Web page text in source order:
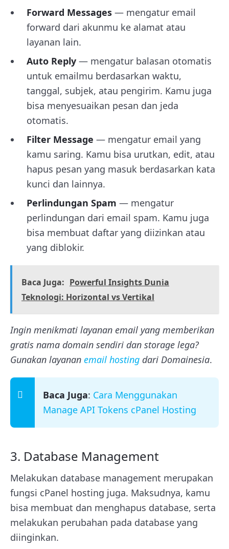
Forward Messages — mengatur email
forward dari akunmu ke alamat atau
layanan lain.
Auto Reply — mengatur balasan otomatis
untuk emailmu berdasarkan waktu,
tanggal, subjek, atau pengirim. Kamu juga
bisa menyesuaikan pesan dan jeda
otomatis.
Filter Message — mengatur email yang
kamu saring. Kamu bisa urutkan, edit, atau
hapus pesan yang masuk berdasarkan kata
kunci dan lainnya.
Perlindungan Spam — mengatur
perlindungan dari email spam. Kamu juga
bisa membuat daftar yang diizinkan atau
yang diblokir.
Baca Juga: Powerful Insights Dunia
Teknologi: Horizontal vs Vertikal
Ingin menikmati layanan email yang memberikan
gratis nama domain sendiri dan storage lega?
Gunakan layanan email hosting dari Domainesia.
Baca Juga: Cara Menggunakan
Manage API Tokens cPanel Hosting
3. Database Management
Melakukan database management merupakan
fungsi cPanel hosting juga. Maksudnya, kamu
bisa membuat dan menghapus database, serta
melakukan perubahan pada database yang
diinginkan.